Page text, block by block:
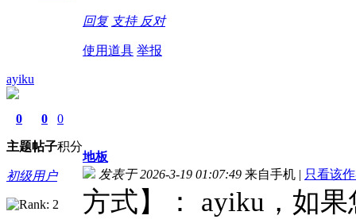
回复 支持 反对
使用道具 举报
ayiku
0
主题
0
帖子
0
积分
初级用户
地板
发表于 2026-3-19 01:07:49 来自手机 | 只看该
方式】： ayiku，如